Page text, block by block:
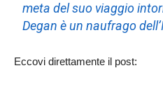
meta del suo viaggio
Degan è un naufrago
Eccovi direttamente il post: